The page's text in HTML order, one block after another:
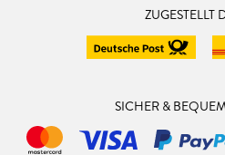
ZUGESTELLT
SICHER &